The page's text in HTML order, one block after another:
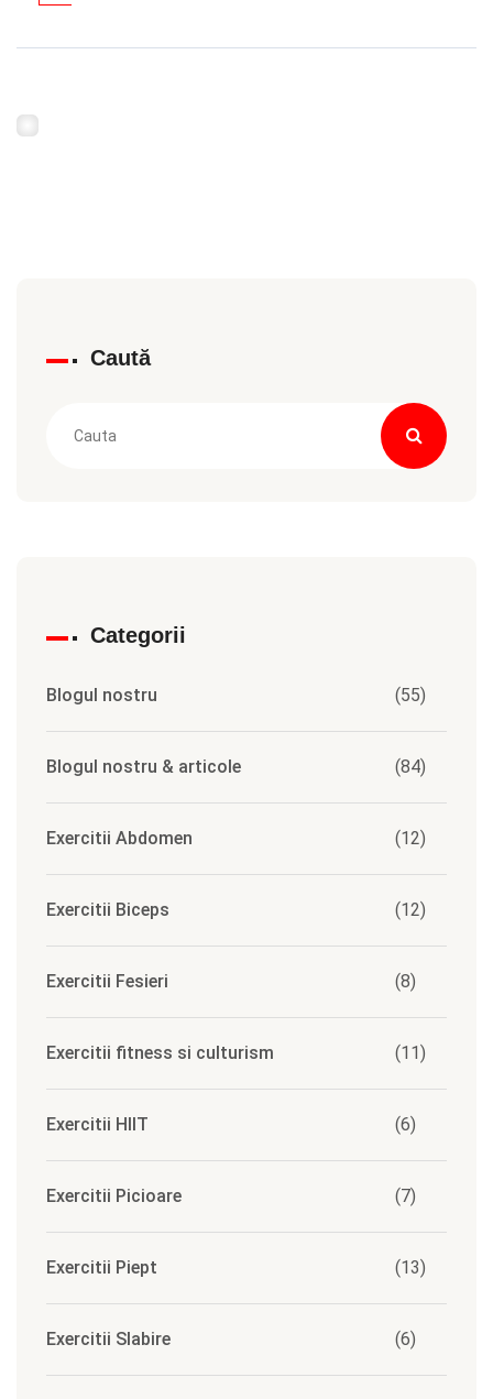
Caută
Categorii
Blogul nostru (55)
Blogul nostru & articole (84)
Exercitii Abdomen (12)
Exercitii Biceps (12)
Exercitii Fesieri (8)
Exercitii fitness si culturism (11)
Exercitii HIIT (6)
Exercitii Picioare (7)
Exercitii Piept (13)
Exercitii Slabire (6)